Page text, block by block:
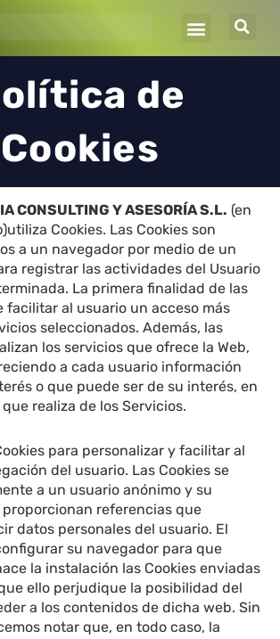
de
Cookies
CONSULTING Y ASESORÍA S.L. (en
Cookies. Las Cookies son
a un navegador por medio de un
registrar las actividades del Usuario
La primera finalidad de las
facilitar al usuario un acceso más
seleccionados. Además, las
los servicios que ofrece la Web,
a cada usuario información
o que puede ser de su interés, en
realiza de los Servicios.
para personalizar y facilitar al
del usuario. Las Cookies se
a un usuario anónimo y su
referencias que
datos personales del usuario. El
su navegador para que
la instalación las Cookies enviadas
ello perjudique la posibilidad del
a los contenidos de dicha web. Sin
notar que, en todo caso, la